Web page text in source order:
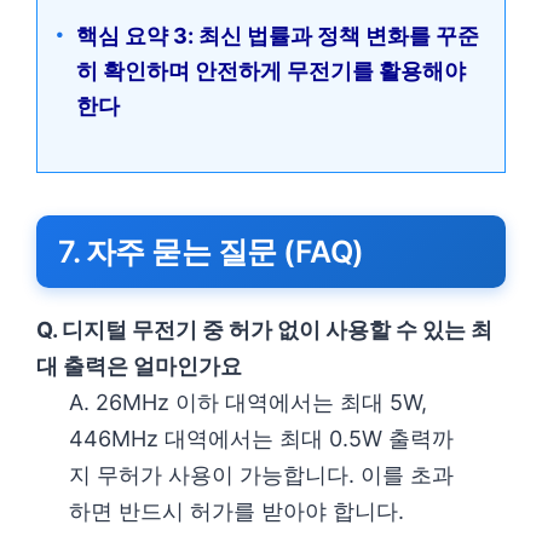
핵심 요약 3: 최신 법률과 정책 변화를 꾸준
히 확인하며 안전하게 무전기를 활용해야
한다
7. 자주 묻는 질문 (FAQ)
Q. 디지털 무전기 중 허가 없이 사용할 수 있는 최
대 출력은 얼마인가요
A. 26MHz 이하 대역에서는 최대 5W,
446MHz 대역에서는 최대 0.5W 출력까
지 무허가 사용이 가능합니다. 이를 초과
하면 반드시 허가를 받아야 합니다.